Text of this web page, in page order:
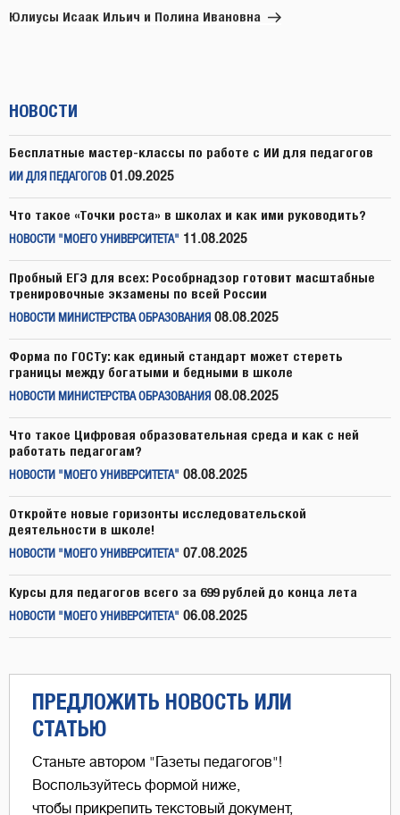
запись
Юлиусы Исаак Ильич и Полина Ивановна
НОВОСТИ
Бесплатные мастер-классы по работе с ИИ для педагогов
ИИ ДЛЯ ПЕДАГОГОВ 01.09.2025
Что такое «Точки роста» в школах и как ими руководить?
НОВОСТИ "МОЕГО УНИВЕРСИТЕТА" 11.08.2025
Пробный ЕГЭ для всех: Рособрнадзор готовит масштабные
тренировочные экзамены по всей России
НОВОСТИ МИНИСТЕРСТВА ОБРАЗОВАНИЯ 08.08.2025
Форма по ГОСТу: как единый стандарт может стереть
границы между богатыми и бедными в школе
НОВОСТИ МИНИСТЕРСТВА ОБРАЗОВАНИЯ 08.08.2025
Что такое Цифровая образовательная среда и как с ней
работать педагогам?
НОВОСТИ "МОЕГО УНИВЕРСИТЕТА" 08.08.2025
Откройте новые горизонты исследовательской
деятельности в школе!
НОВОСТИ "МОЕГО УНИВЕРСИТЕТА" 07.08.2025
Курсы для педагогов всего за 699 рублей до конца лета
НОВОСТИ "МОЕГО УНИВЕРСИТЕТА" 06.08.2025
ПРЕДЛОЖИТЬ НОВОСТЬ ИЛИ
СТАТЬЮ
Станьте автором "Газеты педагогов"!
Воспользуйтесь формой ниже,
чтобы прикрепить текстовый документ,